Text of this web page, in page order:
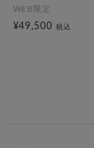
WEB限定
¥49,500税込